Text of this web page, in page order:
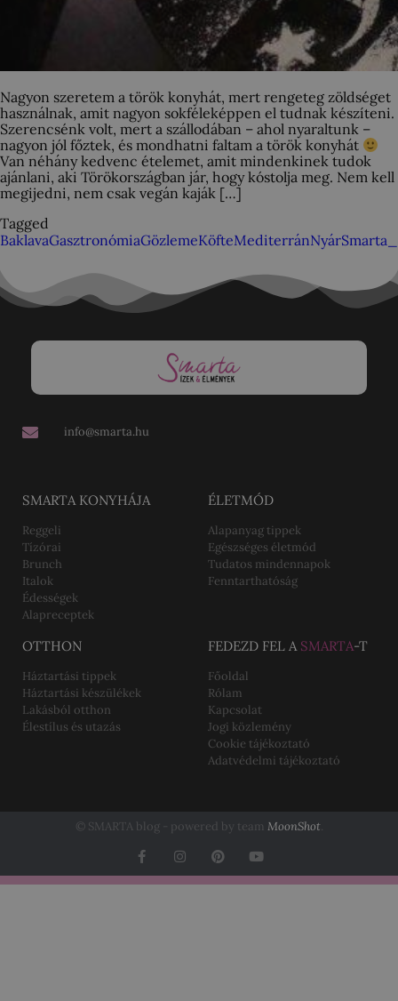
Nagyon szeretem a török konyhát, mert rengeteg zöldséget
használnak, amit nagyon sokféleképpen el tudnak készíteni.
Szerencsénk volt, mert a szállodában – ahol nyaraltunk –
nagyon jól főztek, és mondhatni faltam a török konyhát
Van néhány kedvenc ételemet, amit mindenkinek tudok
ajánlani, aki Törökországban jár, hogy kóstolja meg. Nem kell
megijedni, nem csak vegán kaják […]
Tagged
BaklavaGasztronómiaGözlemeKöfteMediterránNyár
info@smarta.hu
SMARTA KONYHÁJA
Reggeli
Tízórai
Brunch
Italok
Édességek
Alapreceptek
ÉLETMÓD
Alapanyag tippek
Egészséges életmód
Tudatos mindennapok
Fenntarthatóság
OTTHON
Háztartási tippek
Háztartási készülékek
Lakásból otthon
Élestílus és utazás
FEDEZD FEL A SMARTA-T
Főoldal
Rólam
Kapcsolat
Jogi közlemény
Cookie tájékoztató
Adatvédelmi tájékoztató
© SMARTA blog - powered by team MoonShot.